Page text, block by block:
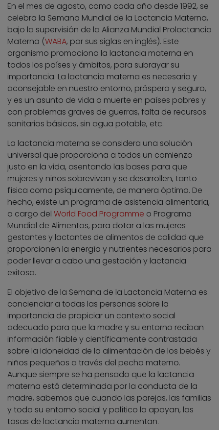
En el mes de agosto, como cada año desde 1992, se
celebra la Semana Mundial de la Lactancia Materna,
bajo la supervisión de la Alianza Mundial Prolactancia
Materna (WABA, por sus siglas en inglés). Este
organismo promociona la lactancia materna en
todos los países y ámbitos, para subrayar su
importancia. La lactancia materna es necesaria y
aconsejable en nuestro entorno, próspero y seguro,
y es un asunto de vida o muerte en países pobres y
con problemas graves de guerras, falta de recursos
sanitarios básicos, sin agua potable, etc.
La lactancia materna se considera una solución
universal que proporciona a todos un comienzo
justo en la vida, asentando las bases para que
mujeres y niños sobrevivan y se desarrollen, tanto
física como psíquicamente, de manera óptima. De
hecho, existe un programa de asistencia alimentaria,
a cargo del World Food Programme o Programa
Mundial de Alimentos, para dotar a las mujeres
gestantes y lactantes de alimentos de calidad que
proporcionen la energía y nutrientes necesarios para
poder llevar a cabo una gestación y lactancia
exitosa.
El objetivo de la Semana de la Lactancia Materna es
concienciar a todas las personas sobre la
importancia de propiciar un contexto social
adecuado para que la madre y su entorno reciban
información fiable y científicamente contrastada
sobre la idoneidad de la alimentación de los bebés y
niños pequeños a través del pecho materno.
Aunque siempre se ha pensado que la lactancia
materna está determinada por la conducta de la
madre, sabemos que cuando las parejas, las familias
y todo su entorno social y político la apoyan, las
tasas de lactancia materna aumentan.